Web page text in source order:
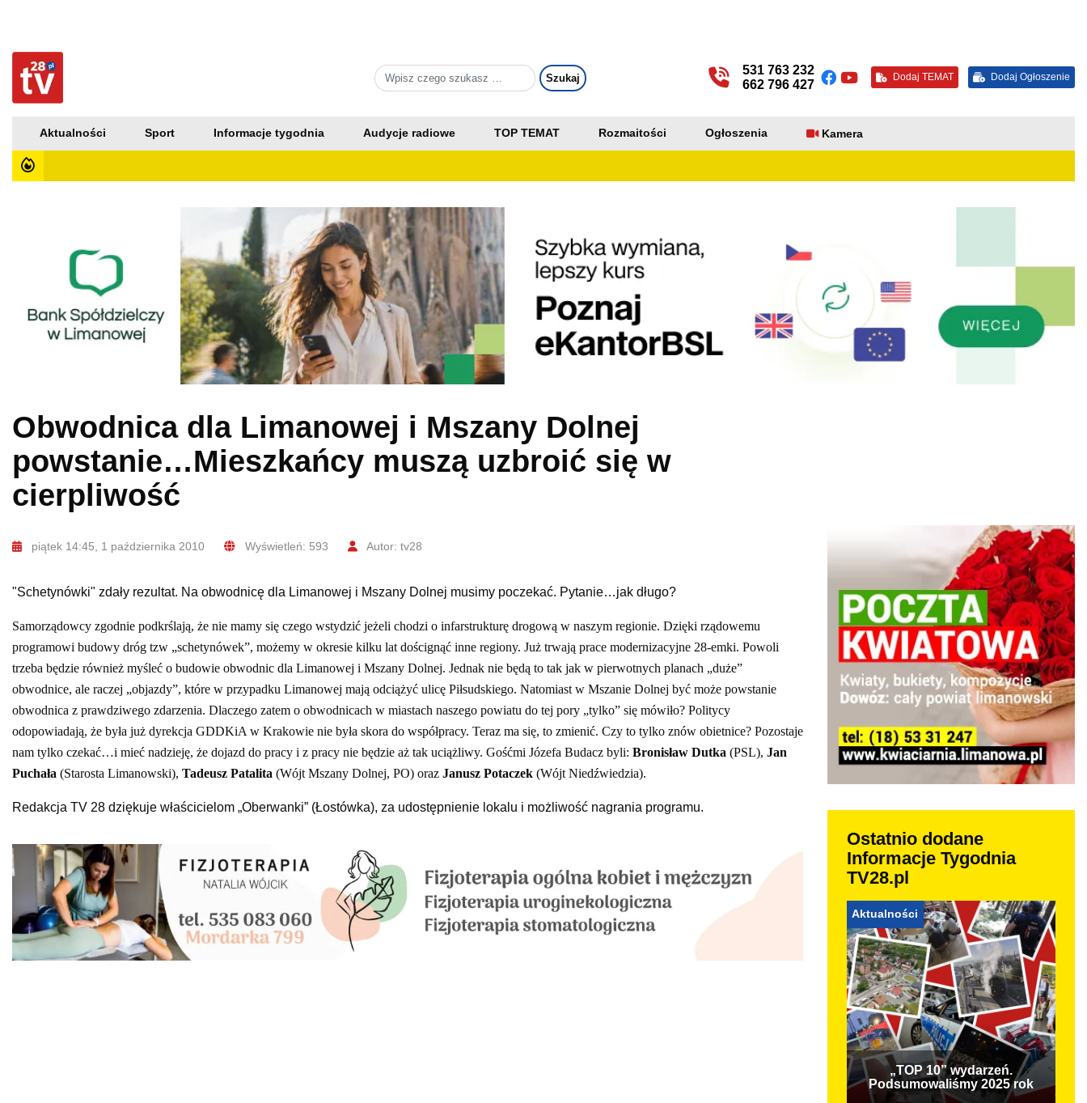
531 763 232
662 796 427
Dodaj TEMAT Dodaj Ogłoszenie
Aktualności Sport Informacje tygodnia Audycje radiowe TOP TEMAT Rozmaitości Ogłoszenia Kamera
Obwodnica dla Limanowej i Mszany Dolnej
powstanie…Mieszkańcy muszą uzbroić się w
cierpliwość
piątek 14:45, 1 października 2010 Wyświetleń: 593 Autor: tv28
"Schetynówki" zdały rezultat. Na obwodnicę dla Limanowej i Mszany Dolnej musimy poczekać. Pytanie…jak długo?
Samorządowcy zgodnie podkrślają, że nie mamy się czego wstydzić jeżeli chodzi o infarstrukturę drogową w naszym regionie. Dzięki rządowemu
programowi budowy dróg tzw „schetynówek”, możemy w okresie kilku lat doścignąć inne regiony. Już trwają prace modernizacyjne 28-emki. Powoli
trzeba będzie również myśleć o budowie obwodnic dla Limanowej i Mszany Dolnej. Jednak nie będą to tak jak w pierwotnych planach „duże”
obwodnice, ale raczej „objazdy”, które w przypadku Limanowej mają odciążyć ulicę Piłsudskiego. Natomiast w Mszanie Dolnej być może powstanie
obwodnica z prawdziwego zdarzenia. Dlaczego zatem o obwodnicach w miastach naszego powiatu do tej pory „tylko” się mówiło? Politycy
odopowiadają, że była już dyrekcja GDDKiA w Krakowie nie była skora do współpracy. Teraz ma się, to zmienić. Czy to tylko znów obietnice? Pozostaje
nam tylko czekać…i mieć nadzieję, że dojazd do pracy i z pracy nie będzie aż tak uciążliwy. Gośćmi Józefa Budacz byli: Bronisław Dutka (PSL), Jan
Puchała (Starosta Limanowski), Tadeusz Patalita (Wójt Mszany Dolnej, PO) oraz Janusz Potaczek (Wójt Niedźwiedzia).
Redakcja TV 28 dziękuje właścicielom „Oberwanki” (Łostówka), za udostępnienie lokalu i możliwość nagrania programu.
Ostatnio dodane
Informacje Tygodnia
TV28.pl
Aktualności
„TOP 10” wydarzeń.
Podsumowaliśmy 2025 rok